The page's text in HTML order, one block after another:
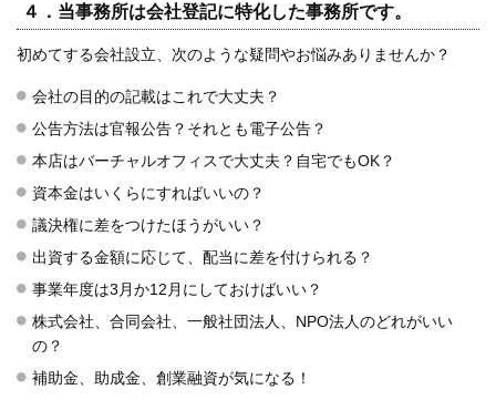
４．当事務所は会社登記に特化した事務所です。
初めてする会社設立、次のような疑問やお悩みありませんか？
会社の目的の記載はこれで大丈夫？
公告方法は官報公告？それとも電子公告？
本店はバーチャルオフィスで大丈夫？自宅でもOK？
資本金はいくらにすればいいの？
議決権に差をつけたほうがいい？
出資する金額に応じて、配当に差を付けられる？
事業年度は3月か12月にしておけばいい？
株式会社、合同会社、一般社団法人、NPO法人のどれがいい
の？
補助金、助成金、創業融資が気になる！